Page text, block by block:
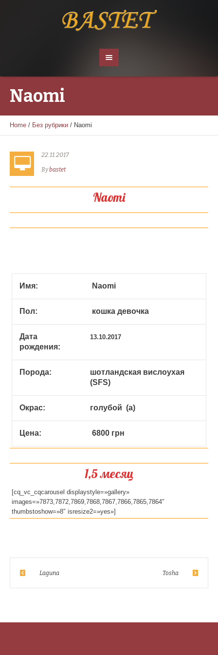
Naomi
Home / Без рубрики / Naomi
22.11.2017
Bybastet
Naomi
Имя: Naomi
Пол: кошка девочка
Дата
рождения:
13.10.2017
Порода:
шотландская вислоухая
(SFS)
Окрас: голубой (а)
Цена: 6800 грн
1,5 месяц
[cq_vc_cqcarousel displaystyle=»gallery»
images=»7873,7872,7869,7868,7867,7866,7865,7864″
thumbstoshow=»8″ isresize2=»yes»]
Laguna Tosha